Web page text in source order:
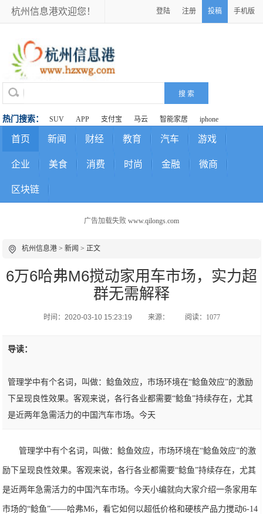
杭州信息港欢迎您！ 登陆 注册 投稿 手机版
热门搜索： SUV APP 支付宝 马云 智能家居 iphone
首页 新闻 财经 教育 汽车 游戏
企业 美食 消费 时尚 金融 微商
区块链
广告加载失败 www.qilongs.com
杭州信息港 >新闻 > 正文
6万6哈弗M6搅动家用车市场，实力超
群无需解释
时间：2020-03-10 15:23:19 来源： 阅读：1077
导读：
管理学中有个名词，叫做：鲶鱼效应，市场环境在“鲶鱼效应”的激励
下呈现良性效果。客观来说，各行各业都需要“鲶鱼”持续存在，尤其
是近两年急需活力的中国汽车市场。今天
管理学中有个名词，叫做：鲶鱼效应，市场环境在“鲶鱼效应”的激
励下呈现良性效果。客观来说，各行各业都需要“鲶鱼”持续存在，尤其
是近两年急需活力的中国汽车市场。今天小编就向大家介绍一条家用车
市场的“鲶鱼”——哈弗M6，看它如何以超低价格和硬核产品力搅动6-14